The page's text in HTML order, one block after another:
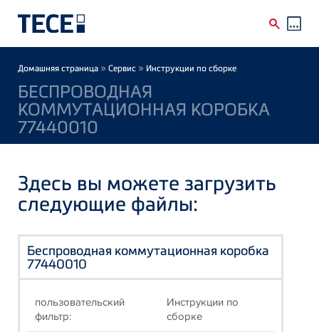
Breadcrumb
Домашняя страница » Сервис » Инструкции по сборке
БЕСПРОВОДНАЯ
КОММУТАЦИОННАЯ КОРОБКА
77440010
Здесь вы можете загрузить
следующие файлы:
Беспроводная коммутационная коробка
77440010
пользовательский
фильтр:
Инструкции по
сборке